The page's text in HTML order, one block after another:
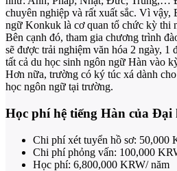
chuyên nghiệp và rất xuất sắc. Vì
ngữ Konkuk là cơ quan tổ chức kỳ thi
Bên cạnh đó, tham gia chương trình
sẽ được trải nghiệm văn hóa 2 ngày, 1
tất cả du học sinh ngôn ngữ Hàn vào
Hơn nữa, trường có ký túc xá dành
học ngôn ngữ tại trường.
Học phí hệ tiếng Hàn của
Chi phí xét tuyển hồ sơ: 50,000
Chi phí phỏng vấn: 100,000
Học phí: 6,800,000 KRW/ năm